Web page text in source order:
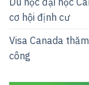
cơ hội định cư
Visa Canada
công